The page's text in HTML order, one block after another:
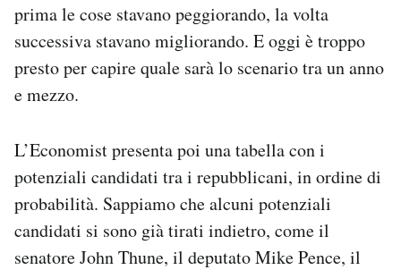
prima le cose stavano peggiorando, la volta
successiva stavano migliorando. E oggi è troppo
presto per capire quale sarà lo scenario tra un anno
e mezzo.
L’Economist presenta poi una tabella con i
potenziali candidati tra i repubblicani, in ordine di
probabilità. Sappiamo che alcuni potenziali
candidati si sono già tirati indietro, come il
senatore John Thune, il deputato Mike Pence, il